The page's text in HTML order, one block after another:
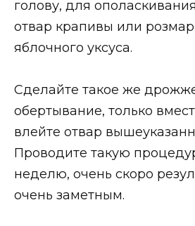
голову, для
отвар крапивы или
яблочного уксуса.
Сделайте такое же
обертывание, только
влейте отвар
Проводите такую
неделю, очень скоро
очень заметным.